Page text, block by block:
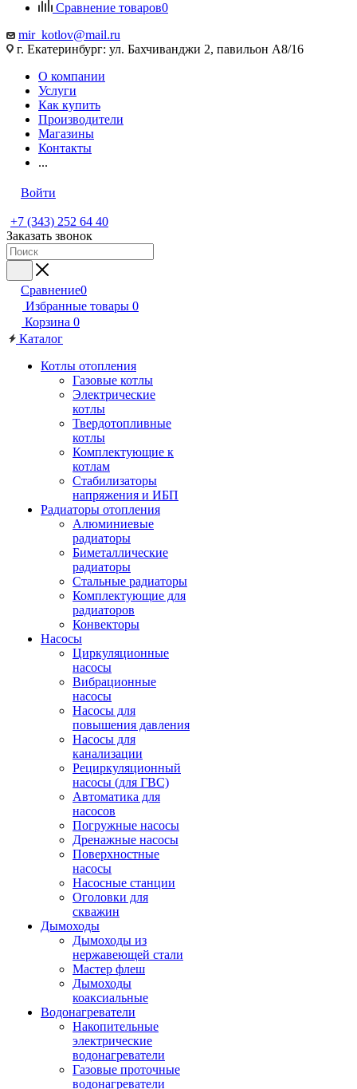
Сравнение товаров0
mir_kotlov@mail.ru
г. Екатеринбург: ул. Бахчиванджи 2, павильон А8/16
О компании
Услуги
Как купить
Производители
Магазины
Контакты
...
Войти
+7 (343) 252 64 40
Заказать звонок
Сравнение0
Избранные товары 0
Корзина 0
Каталог
Котлы отопления
Газовые котлы
Электрические
котлы
Твердотопливные
котлы
Комплектующие к
котлам
Стабилизаторы
напряжения и ИБП
Радиаторы отопления
Алюминиевые
радиаторы
Биметаллические
радиаторы
Стальные радиаторы
Комплектующие для
радиаторов
Конвекторы
Насосы
Циркуляционные
насосы
Вибрационные
насосы
Насосы для
повышения давления
Насосы для
канализации
Рециркуляционный
насосы (для ГВС)
Автоматика для
насосов
Погружные насосы
Дренажные насосы
Поверхностные
насосы
Насосные станции
Оголовки для
скважин
Дымоходы
Дымоходы из
нержавеющей стали
Мастер флеш
Дымоходы
коаксиальные
Водонагреватели
Накопительные
электрические
водонагреватели
Газовые проточные
водонагреватели